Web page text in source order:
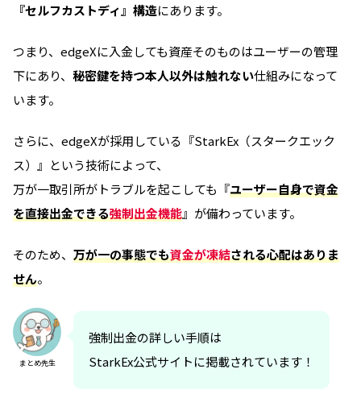
『セルフカストディ』構造にあります。
つまり、edgeXに入金しても資産そのものはユーザーの管理
下にあり、 秘密鍵を持つ本人以外は触れない仕組みになって
います。
さらに、edgeXが採用している『StarkEx（スタークエック
ス）』という技術によって、
万が一取引所がトラブルを起こしても『ユーザー自身で資金
を直接出金できる強制出金機能』が備わっています。
そのため、 万が一の事態でも資金が凍結される心配はありま
せん。
まとめ先生
強制出金の詳しい手順は
StarkEx公式サイトに掲載されています！